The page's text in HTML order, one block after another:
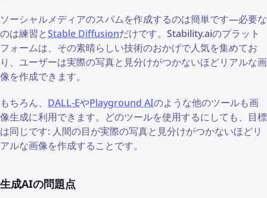
ソーシャルメディアのスパムを作成するのは簡単です—必要な
のは練習とStable Diffusionだけです。Stability.aiのプラット
フォームは、その素晴らしい技術のおかげで人気を集めてお
り、ユーザーは実際の写真と見分けがつかないほどリアルな画
像を作成できます。
もちろん、 DALL-EやPlayground AIのような他のツールも画
像生成に利用できます。どのツールを使用するにしても、目標
は同じです: 人間の目が実際の写真と見分けがつかないほどリ
アルな画像を作成することです。
生成AIの問題点